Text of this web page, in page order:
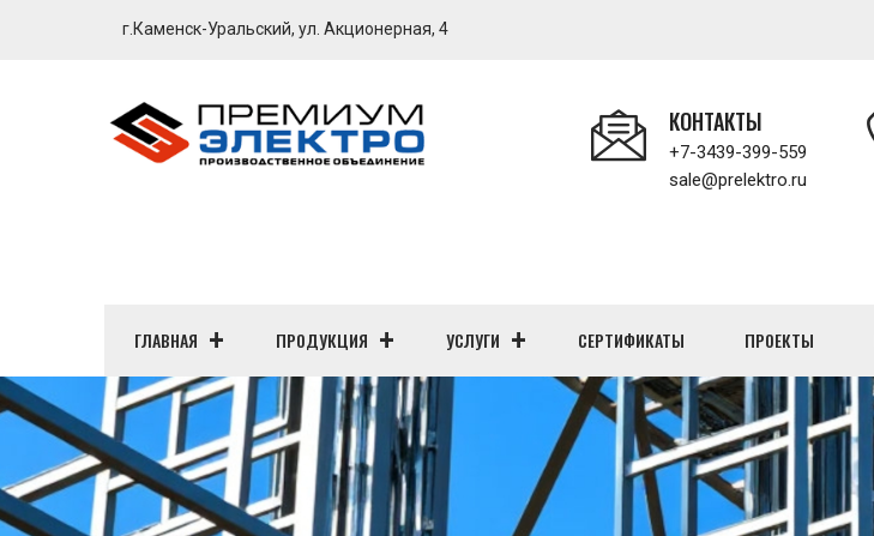
г.Каменск-Уральский, ул. Акционерная, 4
КОНТАКТЫ
+7-3439-399-559
sale@prelektro.ru
ГЛАВНАЯ ПРОДУКЦИЯ УСЛУГИ СЕРТИФИКАТЫ ПРОЕКТЫ